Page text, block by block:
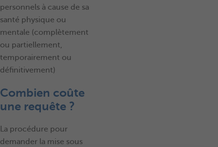
personnels à cause de sa
santé physique ou
mentale (complètement
ou partiellement,
temporairement ou
définitivement)
Combien coûte
une requête ?
La procédure pour
demander la mise sous